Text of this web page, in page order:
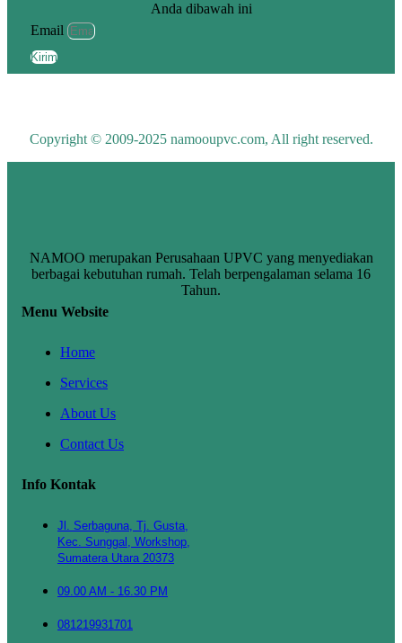
Anda dibawah ini
Email
Kirim
Copyright © 2009-2025 namooupvc.com, All right reserved.
NAMOO merupakan Perusahaan UPVC yang menyediakan
berbagai kebutuhan rumah. Telah berpengalaman selama 16
Tahun.
Menu Website
Home
Services
About Us
Contact Us
Info Kontak
Jl. Serbaguna, Tj. Gusta,
Kec. Sunggal, Workshop,
Sumatera Utara 20373
09.00 AM - 16.30 PM
081219931701